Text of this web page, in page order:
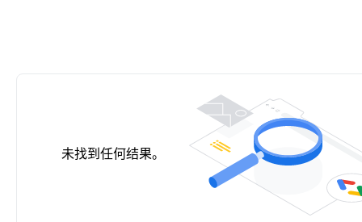
未找到任何结果。